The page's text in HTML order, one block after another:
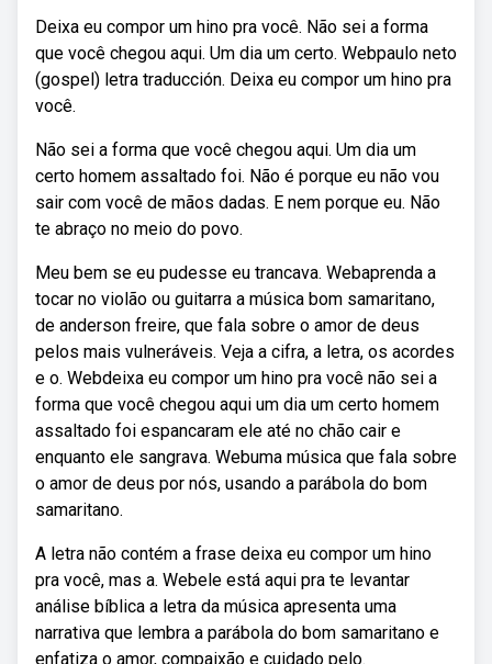
Deixa eu compor um hino pra você. Não sei a forma
que você chegou aqui. Um dia um certo. Webpaulo neto
(gospel) letra traducción. Deixa eu compor um hino pra
você.
Não sei a forma que você chegou aqui. Um dia um
certo homem assaltado foi. Não é porque eu não vou
sair com você de mãos dadas. E nem porque eu. Não
te abraço no meio do povo.
Meu bem se eu pudesse eu trancava. Webaprenda a
tocar no violão ou guitarra a música bom samaritano,
de anderson freire, que fala sobre o amor de deus
pelos mais vulneráveis. Veja a cifra, a letra, os acordes
e o. Webdeixa eu compor um hino pra você não sei a
forma que você chegou aqui um dia um certo homem
assaltado foi espancaram ele até no chão cair e
enquanto ele sangrava. Webuma música que fala sobre
o amor de deus por nós, usando a parábola do bom
samaritano.
A letra não contém a frase deixa eu compor um hino
pra você, mas a. Webele está aqui pra te levantar
análise bíblica a letra da música apresenta uma
narrativa que lembra a parábola do bom samaritano e
enfatiza o amor, compaixão e cuidado pelo.